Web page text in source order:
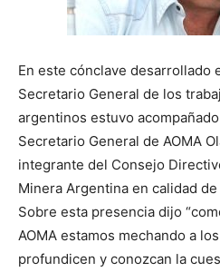
En este cónclave desarrollado
Secretario General de los
argentinos estuvo
Secretario General de AOMA
integrante del Consejo
Minera Argentina en calidad
Sobre esta presencia dijo
AOMA estamos mechando a
profundicen y conozcan la